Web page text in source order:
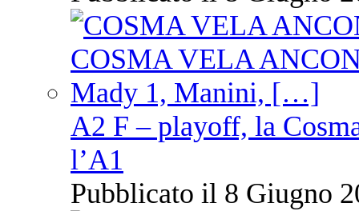
A2 F – playoff, la
l’A1
Pubblicato il 8 Giugno